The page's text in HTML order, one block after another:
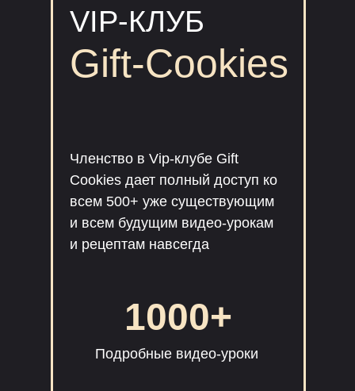
VIP-КЛУБ
Gift-Cookies
1000+
Подробные видео-уроки
Членство в Vip-клубе Gift
Cookies дает полный доступ ко
всем 500+ уже существующим
и всем будущим видео-урокам
и рецептам навсегда